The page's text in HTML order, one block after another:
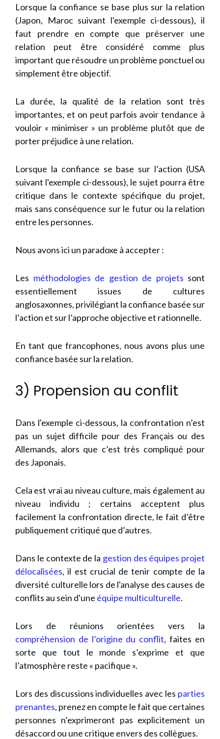
Lorsque la confiance se base plus sur la relation
(Japon, Maroc suivant l'exemple ci-dessous), il
faut prendre en compte que préserver une
relation peut être considéré comme plus
important que résoudre un problème ponctuel ou
simplement être objectif.
La durée, la qualité de la relation sont très
importantes, et on peut parfois avoir tendance à
vouloir « minimiser » un problème plutôt que de
porter préjudice à une relation.
Lorsque la confiance se base sur l’action (USA
suivant l'exemple ci-dessous), le sujet pourra être
critique dans le contexte spécifique du projet,
mais sans conséquence sur le futur ou la relation
entre les personnes.
Nous avons ici un paradoxe à accepter :
Les méthodologies de gestion de projets sont
essentiellement issues de cultures
anglosaxonnes, privilégiant la confiance basée sur
l’action et sur l’approche objective et rationnelle.
En tant que francophones, nous avons plus une
confiance basée sur la relation.
3) Propension au conflit
Dans l'exemple ci-dessous, la confrontation n’est
pas un sujet difficile pour des Français ou des
Allemands, alors que c’est très compliqué pour
des Japonais.
Cela est vrai au niveau culture, mais également au
niveau individu ; certains acceptent plus
facilement la confrontation directe, le fait d’être
publiquement critiqué que d’autres.
Dans le contexte de la gestion des équipes projet
délocalisées, il est crucial de tenir compte de la
diversité culturelle lors de l'analyse des causes de
conflits au sein d'une équipe multiculturelle.
Lors de réunions orientées vers la
compréhension de l’origine du conflit, faites en
sorte que tout le monde s’exprime et que
l’atmosphère reste « pacifique ».
Lors des discussions individuelles avec les parties
prenantes, prenez en compte le fait que certaines
personnes n’exprimeront pas explicitement un
désaccord ou une critique envers des collègues.